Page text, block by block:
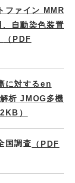
ファイン MMR
自動染色装置ヒ
（PDF
に対するen
析 JMOG多機関
）
国調査 （PDF